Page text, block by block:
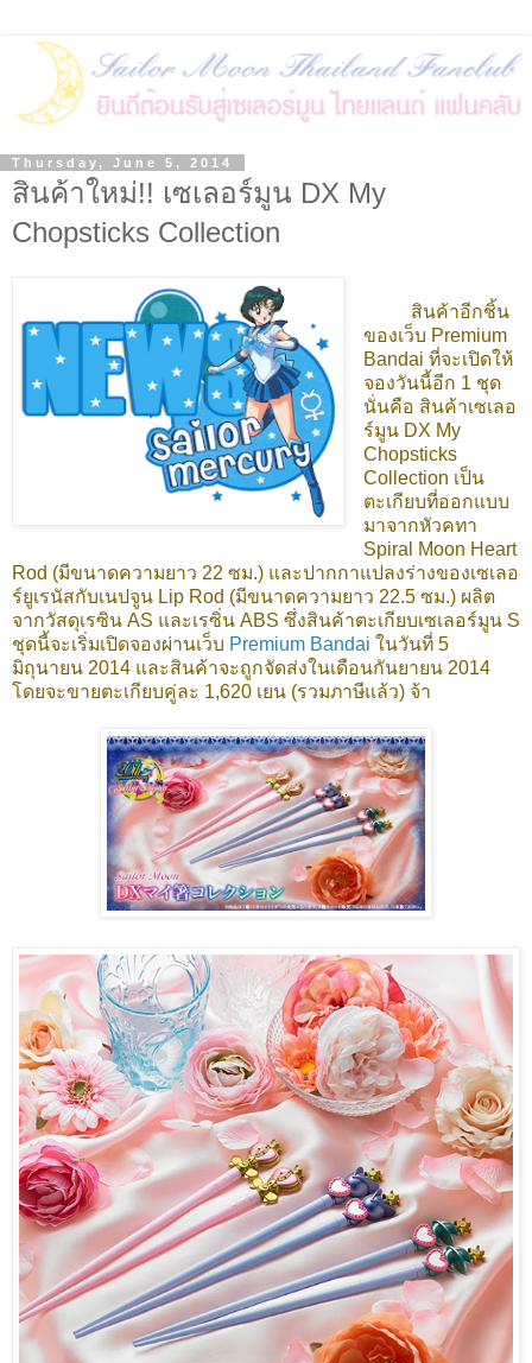
Thursday, June 5, 2014
สินค้าใหม่!! เซเลอร์มูน DX My
Chopsticks Collection
สินค้าอีกชิ้น
ของเว็บ Premium
Bandai ที่จะเปิดให้
จองวันนี้อีก 1 ชุด
นั่นคือ สินค้าเซเลอ
ร์มูน DX My
Chopsticks
Collection เป็น
ตะเกียบที่ออกแบบ
มาจากหัวคทา
Spiral Moon Heart
Rod (มีขนาดความยาว 22 ซม.) และปากกาแปลงร่างของเซเลอ
ร์ยูเรนัสกับเนปจูน Lip Rod (มีขนาดความยาว 22.5 ซม.) ผลิต
จากวัสดุเรซิน AS และเรซิ่น ABS ซึ่งสินค้าตะเกียบเซเลอร์มูน S
ชุดนี้จะเริ่มเปิดจองผ่านเว็บ Premium Bandai ในวันที่ 5
มิถุนายน 2014 และสินค้าจะถูกจัดส่งในเดือนกันยายน 2014
โดยจะขายตะเกียบคู่ละ 1,620 เยน (รวมภาษีแล้ว) จ้า